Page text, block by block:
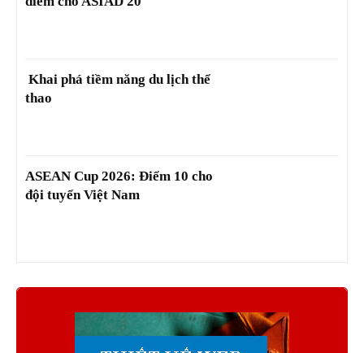
Khai phá tiềm năng du lịch thể
thao
ASEAN Cup 2026: Điểm 10 cho
đội tuyển Việt Nam